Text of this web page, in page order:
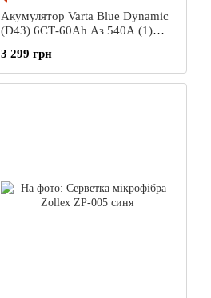
Акумулятор Varta Blue Dynamic
(D43) 6СТ-60Ah Аз 540А (1)
3 299 грн